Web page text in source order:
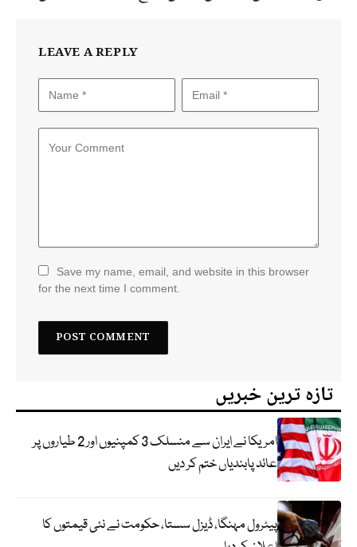
LEAVE A REPLY
Save my name, email, and website in this browser
for the next time I comment.
تازہ ترین خبریں
امریکا نے ایران سے منسلک 3 کمپنیوں اور 2 طیاروں پر
عائد پابندیاں ختم کر دیں
پیٹرول مہنگا، ڈیزل سستا، حکومت نے نئی قیمتوں کا